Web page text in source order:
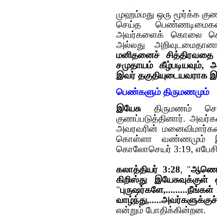
முஹம்மது ஒரு மூர்க்க
செய்த
அவர்களைக் கொலை
அல்லது
மனிதனைச் சித்திரவதை
சமுதாயம்
இவர் தகுதியுடையவராக
பெண்களும் திருமணமும்
இயேசுதிருமணம்
குணப்படுத்தினார்.
அவரவரின்
கொள்ளா வண்ணமும்
கொலோசெயர் 3:19,
கலாத்தியர் 3:28, "
கிறிஸ்து இயேசுவுக்குள்
"
என்றும் போதிக்கின்ற‌ன‌.